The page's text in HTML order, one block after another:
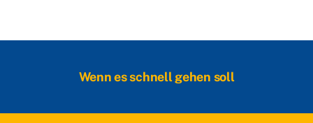
Wenn es schnell gehen soll